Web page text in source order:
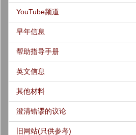
YouTube频道
早年信息
帮助指导手册
英文信息
其他材料
澄清错谬的议论
旧网站(只供参考)